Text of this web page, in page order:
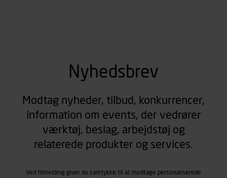
Nyhedsbrev
Modtag nyheder, tilbud, konkurrencer,
information om events, der vedrører
værktøj, beslag, arbejdstøj og
relaterede produkter og services.
Ved tilmelding giver du samtykke til at modtage personaliserede